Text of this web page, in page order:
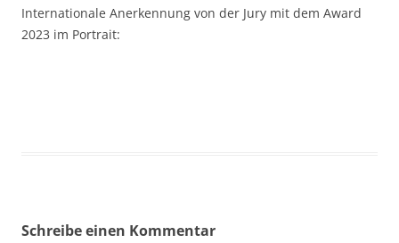
Internationale Anerkennung von der Jury mit dem Award
2023 im Portrait:
Schreibe einen Kommentar